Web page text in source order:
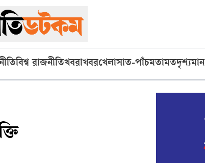
বিশ্ব রাজনীতিখবরাখবরখেলাসাত-পাঁচমতামতদৃশ্যমান